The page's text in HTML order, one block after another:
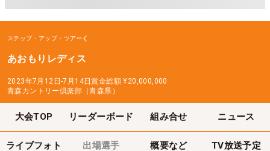
ステップ・アップ・ツアー
あおもりレディス
2023年7月12日-7月14日賞金総額 ¥20,000,000
青森カントリー倶楽部（青森県）
大会TOP リーダーボード 組み合せ ニュース
ライブフォト 出場選手 概要など TV放送予定